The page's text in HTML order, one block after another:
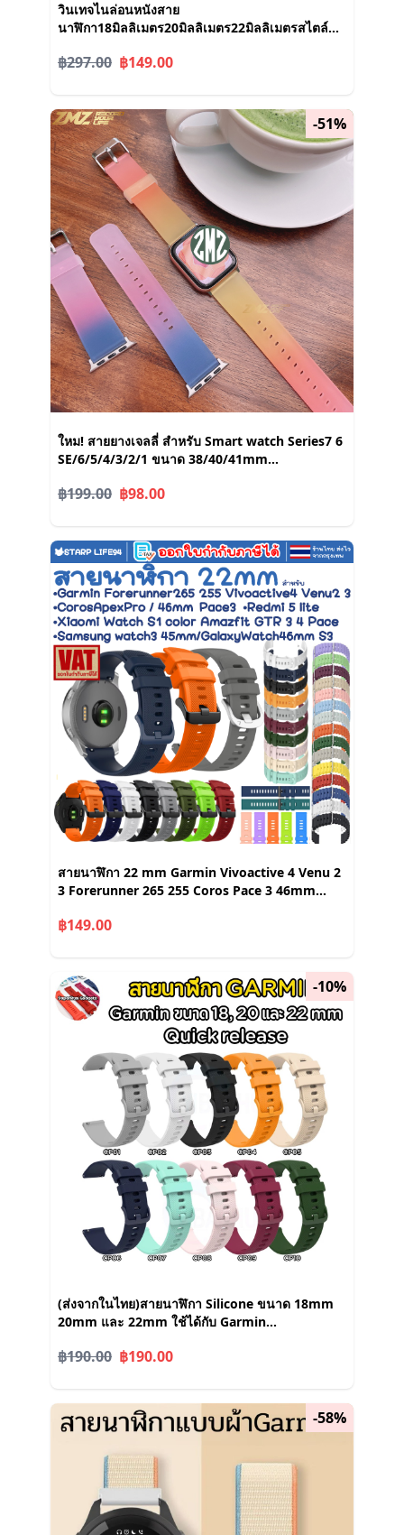
วินเทจไนล่อนหนังสาย
นาฬิกา18มิลลิเมตร20มิลลิเมตร22มิลลิเมตรสไตล์
หน่ายนาฬิกาสร้อยข้อมือผู้ชายผู้หญิงของขวัญสีเขียว
฿297.00 ฿149.00
-51%
ใหม! สายยางเจลลี่ สําหรับ Smart watch Series7 6
SE/6/5/4/3/2/1 ขนาด 38/40/41mm
฿199.00 ฿98.00
สายนาฬิกา 22 mm Garmin Vivoactive 4 Venu 2
3 Forerunner 265 255 Coros Pace 3 46mm
฿149.00
-10%
(ส่งจากในไทย)สายนาฬิกา Silicone ขนาด 18mm
20mm และ 22mm ใช้ได้กับ Garmin
฿190.00 ฿190.00
-58%